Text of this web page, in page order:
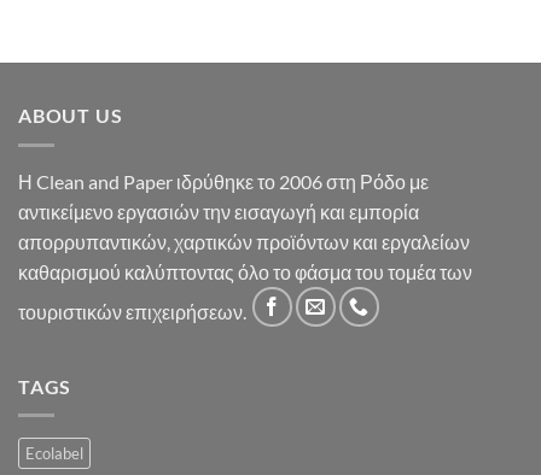
ABOUT US
Η Clean and Paper ιδρύθηκε το 2006 στη Ρόδο με
αντικείμενο εργασιών την εισαγωγή και εμπορία
απορρυπαντικών, χαρτικών προϊόντων και εργαλείων
καθαρισμού καλύπτοντας όλο το φάσμα του τομέα των
τουριστικών επιχειρήσεων.
TAGS
Ecolabel